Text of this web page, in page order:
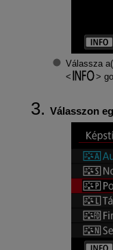
Válassza
Válasszon